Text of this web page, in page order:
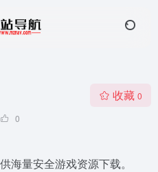
0
收藏 0
海量安全游戏资源下载。